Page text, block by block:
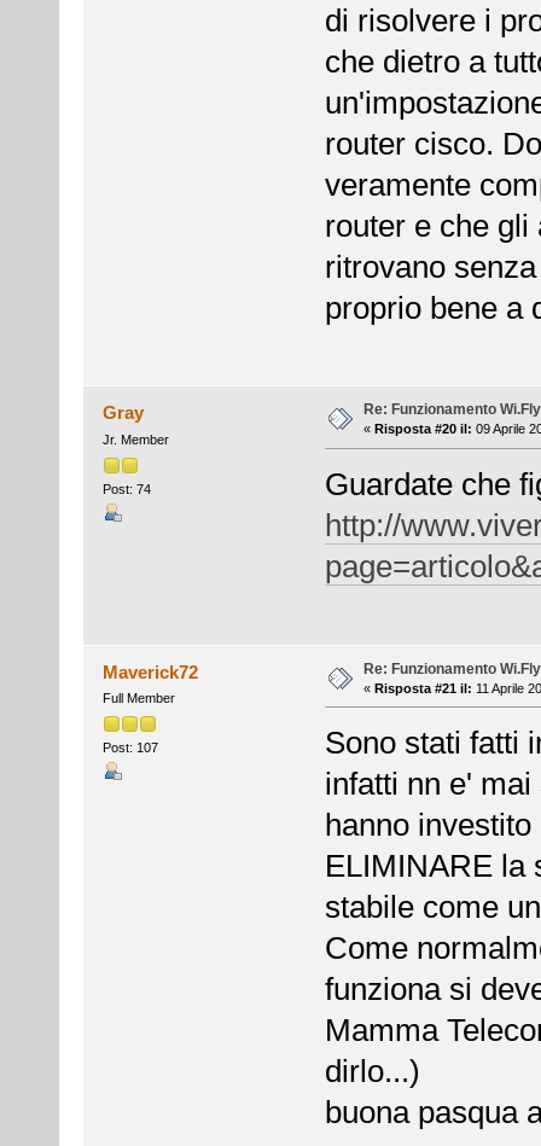
di risolvere i
che dietro a
router cisco.
veramente
router e che
ritrovano
proprio bene a
Gray
Jr. Member
Post: 74
Re: Funzionamento Wi.Fly
« Risposta #20 il: 09 Aprile
Guardate che
http://
Maverick72
Full Member
Post: 107
Re: Funzionamento Wi.Fly
« Risposta #21 il: 11 Aprile
Sono stati fatti
infatti nn e'
hanno
ELIMINARE la
stabile come
Come
funziona si
Mamma
dirlo...)
buona pasqua